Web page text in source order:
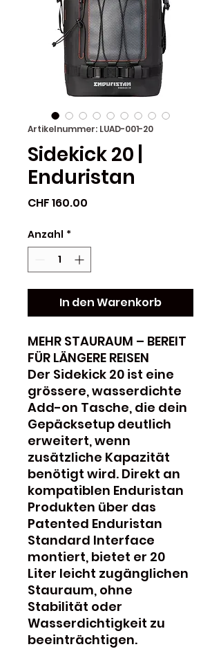
Artikelnummer: LUAD-001-20
Sidekick 20 |
Enduristan
CHF 160.00
Anzahl *
In den Warenkorb
MEHR STAURAUM – BEREIT
FÜR LÄNGERE REISEN
Der Sidekick 20 ist eine
grössere, wasserdichte
Add-on Tasche, die dein
Gepäcksetup deutlich
erweitert, wenn
zusätzliche Kapazität
benötigt wird. Direkt an
kompatiblen Enduristan
Produkten über das
Patented Enduristan
Standard Interface
montiert, bietet er 20
Liter leicht zugänglichen
Stauraum, ohne
Stabilität oder
Wasserdichtigkeit zu
beeinträchtigen.